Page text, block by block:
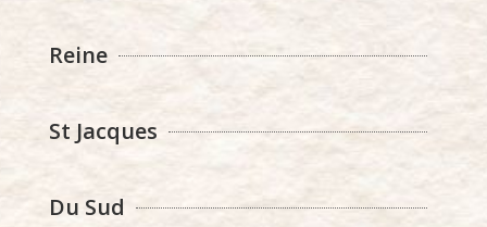
Reine
St Jacques
Du Sud